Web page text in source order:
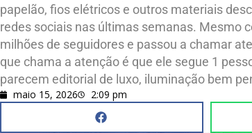
papelão, fios elétricos e outros materiais
redes sociais nas últimas semanas. Mesmo
milhões de seguidores e passou a chamar
que chama a atenção é que ele segue 1
parecem editorial de luxo, iluminação bem
maio 15, 2026 2:09 pm